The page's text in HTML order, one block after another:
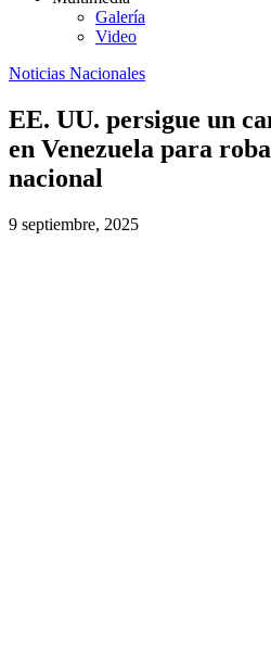
Galería
Video
Noticias Nacionales
EE. UU. persigue un
en Venezuela para
nacional
9 septiembre, 2025